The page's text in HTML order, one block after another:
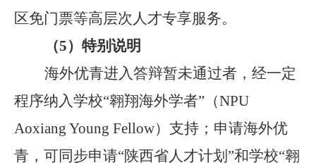
区免门票等高层次人才专享服务。
（5） 特别说明
海外优青进入答辩暂未通过者，经一定
程序纳入学校“翱翔海外学者”（NPU
Aoxiang Young Fellow）支持 ； 申请海外优
青，可同步申请“陕西省人才计划”和学校“翱